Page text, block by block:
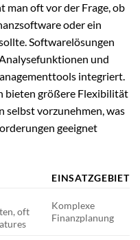
man oft vor der Frage, ob
oder ein
Softwarelösungen
und
integriert.
bieten größere Flexibilität
selbst vorzunehmen, was
geeignet
EINSATZGEBIET
oft
Komplexe
Finanzplanung